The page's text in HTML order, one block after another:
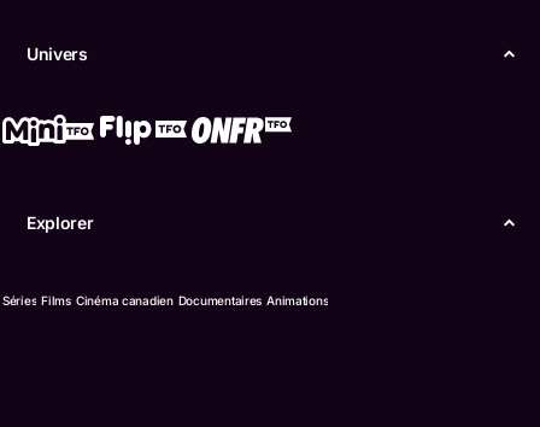
Univers
Explorer
Séries Films Cinéma canadien Documentaires Animations
ONFR
IDÉLLO
Conditions d'utilisation